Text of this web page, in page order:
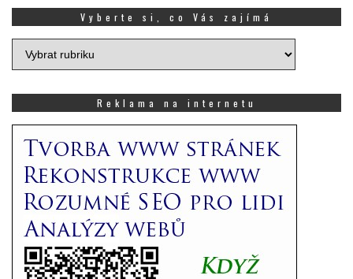
Vyberte si, co Vás zajímá
Vyberte
si,
zajímá
Reklama na internetu